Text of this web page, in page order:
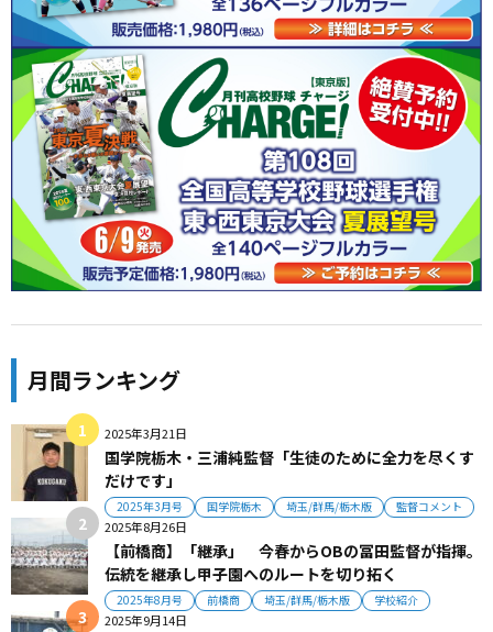
月間ランキング
2025年3月21日
国学院栃木・三浦純監督「生徒のために全力を尽くす
だけです」
2025年3月号 国学院栃木 埼玉/群馬/栃木版 監督コメント
2025年8月26日
【前橋商】「継承」 今春からOBの冨田監督が指揮。
伝統を継承し甲子園へのルートを切り拓く
2025年8月号 前橋商 埼玉/群馬/栃木版 学校紹介
2025年9月14日